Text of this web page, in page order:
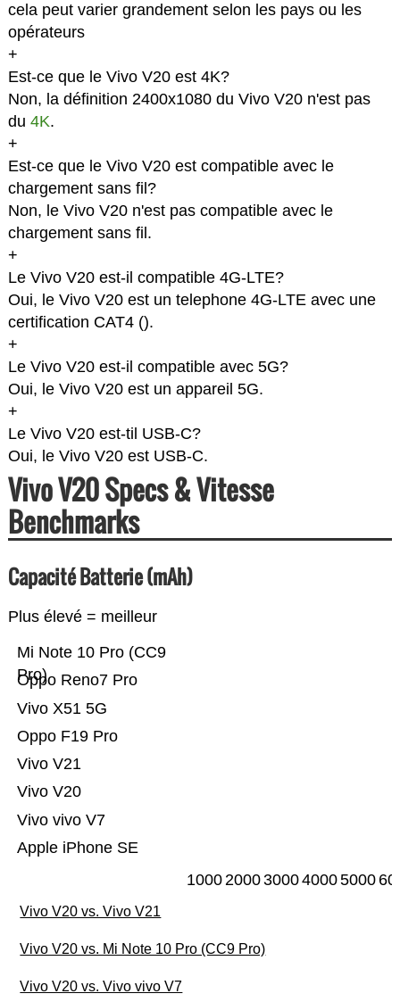
cela peut varier grandement selon les pays ou les
opérateurs
+
Est-ce que le Vivo V20 est 4K?
Non, la définition 2400x1080 du Vivo V20 n'est pas
du 4K.
+
Est-ce que le Vivo V20 est compatible avec le
chargement sans fil?
Non, le Vivo V20 n'est pas compatible avec le
chargement sans fil.
+
Le Vivo V20 est-il compatible 4G-LTE?
Oui, le Vivo V20 est un telephone 4G-LTE avec une
certification CAT4 ().
+
Le Vivo V20 est-il compatible avec 5G?
Oui, le Vivo V20 est un appareil 5G.
+
Le Vivo V20 est-til USB-C?
Oui, le Vivo V20 est USB-C.
Vivo V20 Specs & Vitesse
Benchmarks
Capacité Batterie (mAh)
Plus élevé = meilleur
Apple iPhone SE
Vivo vivo V7
Vivo V20
Vivo V21
Oppo F19 Pro
Vivo X51 5G
Oppo Reno7 Pro
Mi Note 10 Pro (CC9
Pro)
10002000300040005000
Vivo V20 vs. Vivo V21
Vivo V20 vs. Mi Note 10 Pro (CC9 Pro)
Vivo V20 vs. Vivo vivo V7